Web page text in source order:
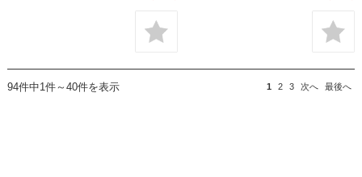
94件中1件～40件を表示 1 2 3 次へ 最後へ